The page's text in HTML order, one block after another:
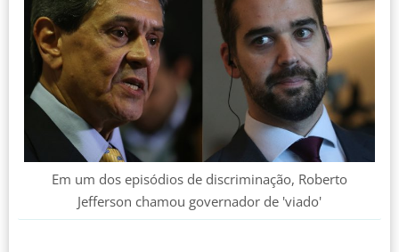
Em um dos episódios de discriminação, Roberto
Jefferson chamou governador de 'viado'